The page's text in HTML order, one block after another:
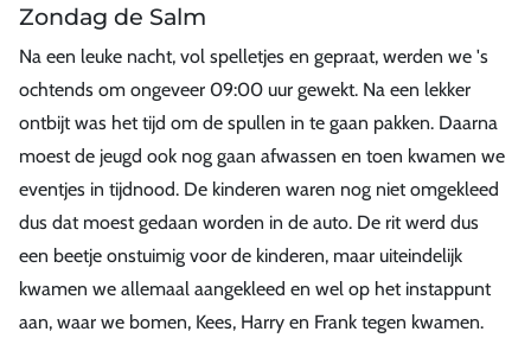
Zondag de Salm
Na een leuke nacht, vol spelletjes en gepraat, werden we 's
ochtends om ongeveer 09:00 uur gewekt. Na een lekker
ontbijt was het tijd om de spullen in te gaan pakken. Daarna
moest de jeugd ook nog gaan afwassen en toen kwamen we
eventjes in tijdnood. De kinderen waren nog niet omgekleed
dus dat moest gedaan worden in de auto. De rit werd dus
een beetje onstuimig voor de kinderen, maar uiteindelijk
kwamen we allemaal aangekleed en wel op het instappunt
aan, waar we bomen, Kees, Harry en Frank tegen kwamen.